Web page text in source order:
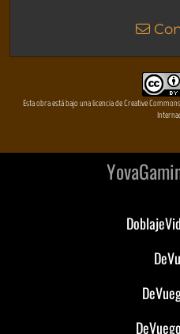
Esta obra está bajo una licencia de Creative